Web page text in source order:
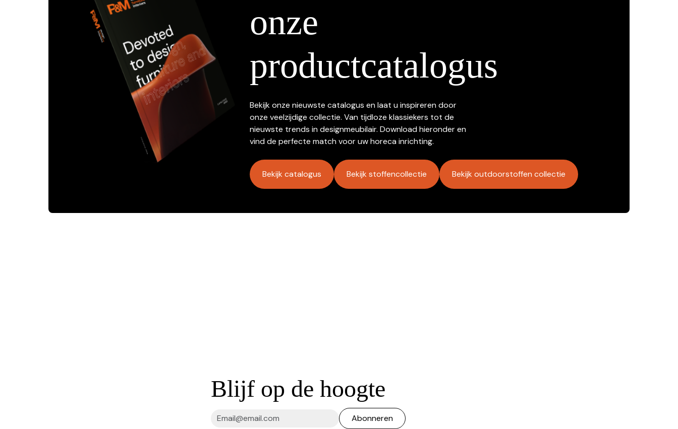
onze
productcatalogus
Bekijk onze nieuwste catalogus en laat u inspireren door
onze veelzijdige collectie. Van tijdloze klassiekers tot de
nieuwste trends in designmeubilair. Download hieronder en
vind de perfecte match voor uw horeca inrichting.
Bekijk catalogus Bekijk stoffencollectie Bekijk outdoorstoffen collectie
Blijf op de hoogte